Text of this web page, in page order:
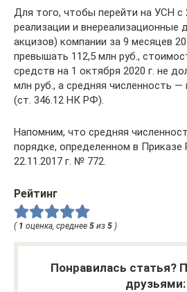
Для того, чтобы перейти на УСН с
реализации и
акцизов) компании за 9 месяцев
превышать 112,5 млн руб.,
средств на 1 октября 2020 г. не
млн руб., а средняя численность —
(ст. 346.12 НК РФ).
Напомним, что средняя
порядке, определенном в Приказе
22.11.2017 г. № 772.
Рейтинг
( 1 оценка, среднее 5 из 5 )
Понравилась статья?
друзьями: